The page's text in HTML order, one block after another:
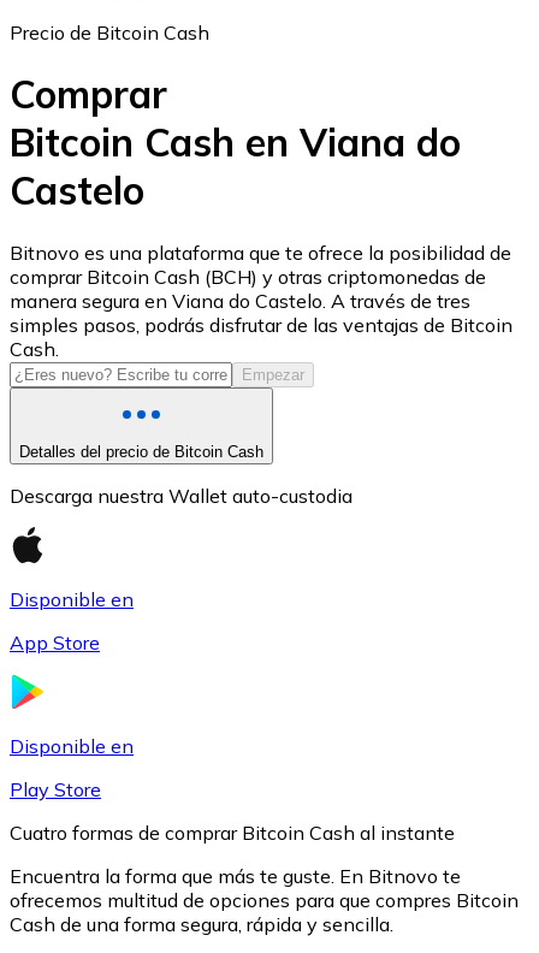
USD Coin
LTC
XRP
Precio de Bitcoin Cash
Comprar
Bitcoin Cash en Viana do
Castelo
Bitnovo es una plataforma que te ofrece la posibilidad de
comprar Bitcoin Cash (BCH) y otras criptomonedas de
manera segura en Viana do Castelo. A través de tres
simples pasos, podrás disfrutar de las ventajas de Bitcoin
Cash.
Empezar
Detalles del precio de Bitcoin Cash
Descarga nuestra Wallet auto-custodia
Disponible en
App Store
Disponible en
Play Store
Cuatro formas de comprar Bitcoin Cash al instante
Encuentra la forma que más te guste. En Bitnovo te
ofrecemos multitud de opciones para que compres Bitcoin
Cash de una forma segura, rápida y sencilla.